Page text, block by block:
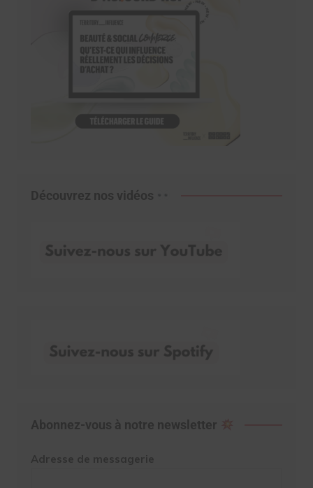
Découvrez nos vidéos
Abonnez-vous à notre newsletter
Adresse de messagerie